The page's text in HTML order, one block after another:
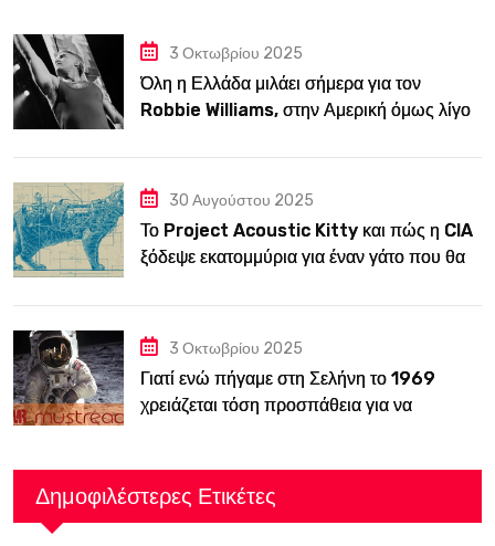
3 Οκτωβρίου 2025
Όλη η Ελλάδα μιλάει σήμερα για τον
Robbie Williams, στην Αμερική όμως λίγοι
30 Αυγούστου 2025
Το Project Acoustic Kitty και πώς η CIA
ξόδεψε εκατομμύρια για έναν γάτο που θα
3 Οκτωβρίου 2025
Γιατί ενώ πήγαμε στη Σελήνη το 1969
χρειάζεται τόση προσπάθεια για να
Δημοφιλέστερες Ετικέτες